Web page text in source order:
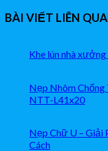
BÀI VIẾT LIÊN
Khe lún nhà
Nẹp Nhôm
NTT-L41x20
Nẹp Chữ U – Giải
Cách